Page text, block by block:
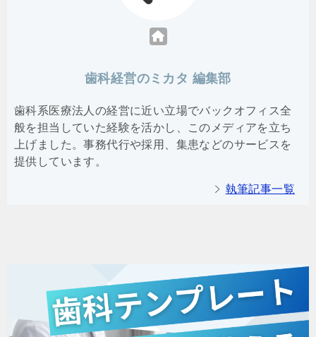
歯科経営のミカタ 編集部
歯科系医療法人の経営に近い立場でバックオフィス全
般を担当していた経験を活かし、このメディアを立ち
上げました。事務代行や採用、集患などのサービスを
提供しています。
執筆記事一覧